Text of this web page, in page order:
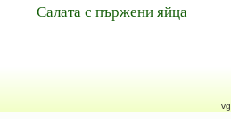
Салата с пържени яйца
vg